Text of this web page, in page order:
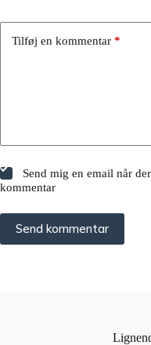
Tilføj en kommentar *
Send mig en email når
kommentar
Send kommentar